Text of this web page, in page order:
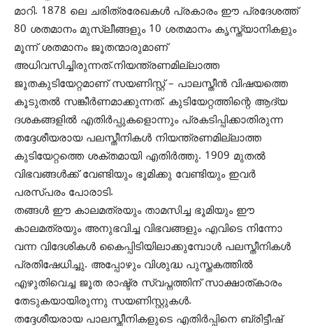
മാറി. 1878 ലെ ചരിത്രരേഖകള്‍ പ്രകാരം ഈ പ്രദേശത്ത്
80 ശതമാനം മുസ്ലീങ്ങളും 10 ശതമാനം കൃസ്ത്യാനികളും
മൂന്ന് ശതമാനം ജൂതന്മാരുമാണ്
അധിവസിച്ചിരുന്നത്.നിയന്ത്രണമില്ലാത്ത
ജൂതകുടിയേറ്റമാണ് സയണിസ്റ്റ് – പാലസ്തീന്‍ വിഷയത്തെ
കൂടുതല്‍ സങ്കീര്‍ണമാക്കുന്നത്. കുടിയേറ്റത്തിന്റെ ആദ്യ
ദശകങ്ങളില്‍ എതിര്‍പ്പുകളൊന്നും പ്രകടിപ്പിക്കാതിരുന്ന
തദ്ദേശീയരായ പലസ്തീനികള്‍ നിയന്ത്രണമില്ലാത്ത
കുടിയേറ്റത്തെ ശക്തമായി എതിര്‍ത്തു. 1909 മുതല്‍
വിഭവങ്ങള്‍ക്ക് വേണ്ടിയും ഭൂമിക്കു വേണ്ടിയും ഇവര്‍
പരസ്പരം പോരാടി.
തങ്ങള്‍ ഈ കാലമത്രയും താമസിച്ച ഭൂമിയും ഈ
കാലമത്രയും അനുഭവിച്ച വിഭവങ്ങളും എവിടെ നിന്നോ
വന്ന വിദേശികള്‍ കൈപ്പിടിയിലാക്കുമ്പോള്‍ പലസ്തീനികള്‍
പ്രതിഷേധിച്ചു. അപ്പോഴും വിശുദ്ധ പുസ്തകത്തില്‍
എഴുതിവെച്ച ജൂത രാഷ്ട്ര സ്വപ്നത്തിന് സാക്ഷാത്കാരം
തേടുകയായിരുന്നു സയണിസ്റ്റുകള്‍.
തദ്ദേശീയരായ പാലസ്തീനികളുടെ എതിര്‍പ്പിനെ ബ്രിട്ടീഷ്